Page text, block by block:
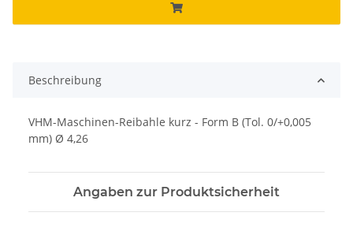
Beschreibung
VHM-Maschinen-Reibahle kurz - Form B (Tol. 0/+0,005
mm) Ø 4,26
Angaben zur Produktsicherheit